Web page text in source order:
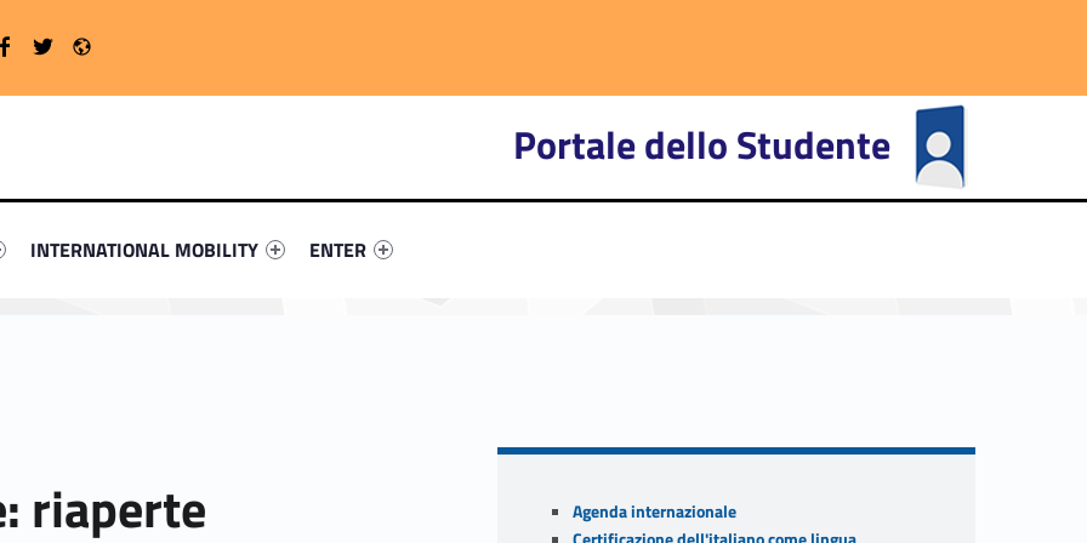
Portale dello Studente
95261-4
#link-menu-primary-12977-16
Link identifier #link-menu-primary-24253-19
INTERNATIONAL MOBILITY
Link identifier #link-menu-primary-91606-27
ENTER
WebMan on Facebook
Twitter
riaperte Sidebar
Agenda internazionale